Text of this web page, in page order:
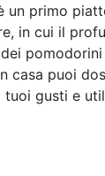
un primo
in cui il
pomodorini
casa puoi
gusti e